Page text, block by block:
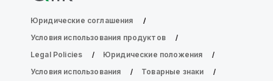
Юридические соглашения
Условия использования продуктов
Legal Policies
Юридические положения
Условия использования
Товарные знаки